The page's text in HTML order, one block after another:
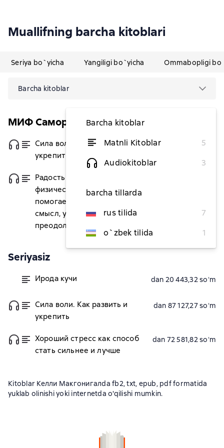
Muallifning barcha kitoblari
Seriya bo`yicha Yangiligi bo`yicha Ommabopligi
Barcha kitoblar
Barcha kitoblar
Matnli Kitoblar
5
Audiokitoblar
3
barcha tillarda
rus tilida
7
o`zbek tilida
1
МИФ Саморазвитие
Сила воли. Как развить и
укрепить
dan 87 127,27 soʻm
Радость движения. Как
физическая активность
помогает обрести счастье,
смысл, уверенность в себе и
преодолеть трудности
Seriyasiz
Ирода кучи dan 20 443,32 soʻm
Сила воли. Как развить и
укрепить
dan 87 127,27 soʻm
Хороший стресс как способ
стать сильнее и лучше
dan 72 581,82 soʻm
Kitoblar Келли Макгонигалda fb2, txt, epub, pdf formatida
yuklab olinishi yoki internetda o'qilishi mumkin.